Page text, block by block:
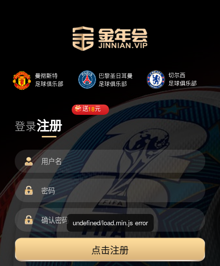
登录注册
送18元
点击注册
undefined/load.min.js error